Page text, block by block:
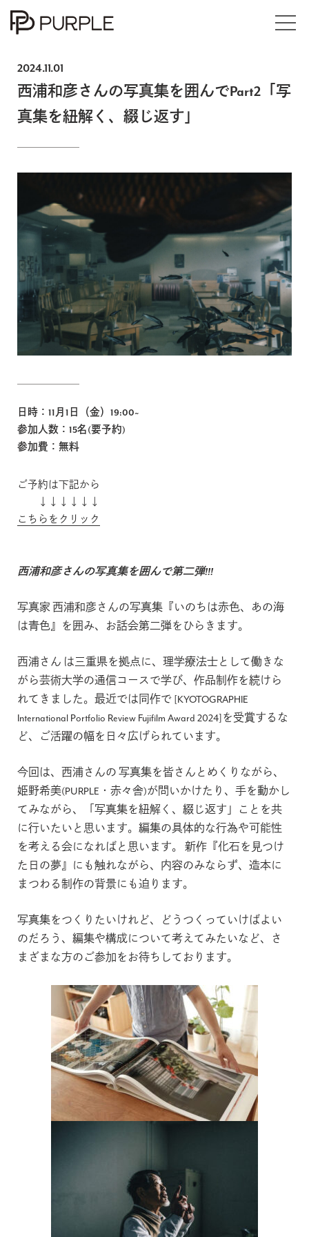
About
Jp En
2024.11.01
西浦和彦さんの写真集を囲んでPart2「写
真集を紐解く、綴じ返す」
日時：11月1日（金）19:00~
参加人数：15名(要予約)
参加費：無料
ご予約は下記から
↓↓↓↓↓↓
こちらをクリック
西浦和彦さんの写真集を囲んで第二弾!!!
写真家 西浦和彦さんの写真集『いのちは赤色、あの海
は青色』を囲み、お話会第二弾をひらきます。
西浦さん は三重県を拠点に、理学療法士として働きな
がら芸術大学の通信コースで学び、作品制作を続けら
れてきました。最近では同作で [KYOTOGRAPHIE
International Portfolio Review Fujifilm Award 2024]を受賞するな
ど、ご活躍の幅を日々広げられています。
今回は、西浦さんの 写真集を皆さんとめくりながら、
姫野希美(PURPLE・赤々舎)が問いかけたり、手を動かし
てみながら、「写真集を紐解く、綴じ返す」ことを共
に行いたいと思います。編集の具体的な行為や可能性
を考える会になればと思います。 新作『化石を見つけ
た日の夢』にも触れながら、内容のみならず、造本に
まつわる制作の背景にも迫ります。
写真集をつくりたいけれど、どうつくっていけばよい
のだろう、編集や構成について考えてみたいなど、さ
まざまな方のご参加をお待ちしております。